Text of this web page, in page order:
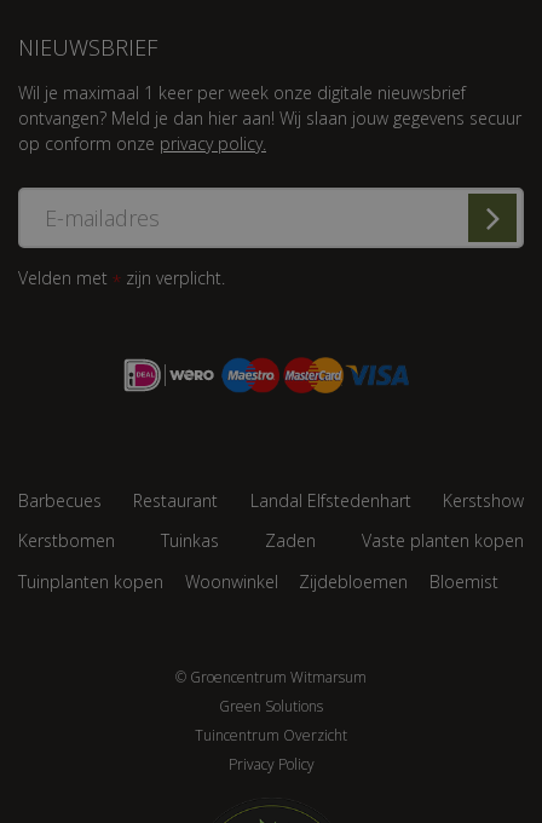
NIEUWSBRIEF
Wil je maximaal 1 keer per week onze digitale nieuwsbrief
ontvangen? Meld je dan hier aan! Wij slaan jouw gegevens secuur
op conform onze privacy policy.
Velden met * zijn verplicht.
Barbecues Restaurant Landal Elfstedenhart
Kerstshow
Kerstbomen
Tuinkas Zaden
Vaste planten kopen
Tuinplanten kopen
Woonwinkel Zijdebloemen Bloemist
© Groencentrum Witmarsum
Green Solutions
Tuincentrum Overzicht
Privacy Policy